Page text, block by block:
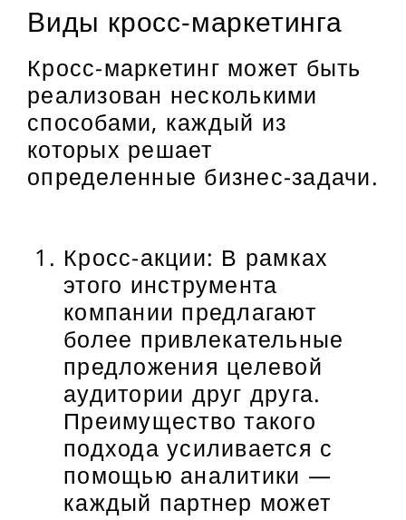
Виды кросс-маркетинга
Кросс-маркетинг может быть
реализован несколькими
способами, каждый из
которых решает
определенные бизнес-задачи.
Кросс-акции: В рамках
этого инструмента
компании предлагают
более привлекательные
предложения целевой
аудитории друг друга.
Преимущество такого
подхода усиливается с
помощью аналитики —
каждый партнер может